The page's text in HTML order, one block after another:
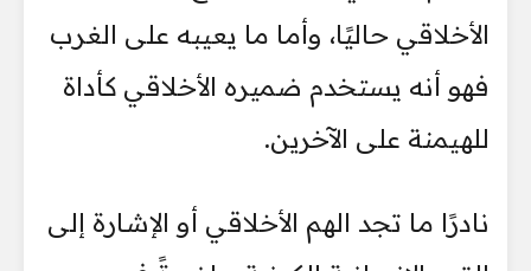
الأخلاقي حاليًا، وأما ما يعيبه على الغرب
فهو أنه يستخدم ضميره الأخلاقي كأداة
للهيمنة على الآخرين.
نادرًا ما تجد الهم الأخلاقي أو الإشارة إلى